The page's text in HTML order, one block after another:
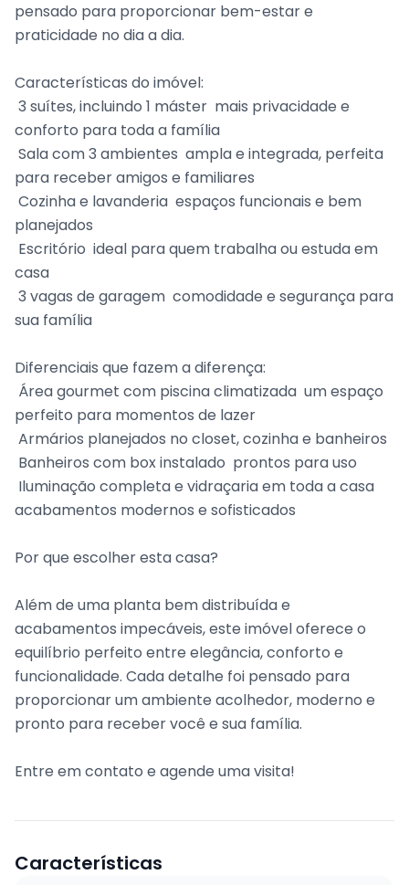
pensado para proporcionar bem-estar e
praticidade no dia a dia.
Características do imóvel:
 3 suítes, incluindo 1 máster  mais privacidade e
conforto para toda a família
 Sala com 3 ambientes  ampla e integrada, perfeita
para receber amigos e familiares
 Cozinha e lavanderia  espaços funcionais e bem
planejados
 Escritório  ideal para quem trabalha ou estuda em
casa
 3 vagas de garagem  comodidade e segurança para
sua família
Diferenciais que fazem a diferença:
 Área gourmet com piscina climatizada  um espaço
perfeito para momentos de lazer
 Armários planejados no closet, cozinha e banheiros
 Banheiros com box instalado  prontos para uso
 Iluminação completa e vidraçaria em toda a casa 
acabamentos modernos e sofisticados
Por que escolher esta casa?
Além de uma planta bem distribuída e
acabamentos impecáveis, este imóvel oferece o
equilíbrio perfeito entre elegância, conforto e
funcionalidade. Cada detalhe foi pensado para
proporcionar um ambiente acolhedor, moderno e
pronto para receber você e sua família.
Entre em contato e agende uma visita!
Características